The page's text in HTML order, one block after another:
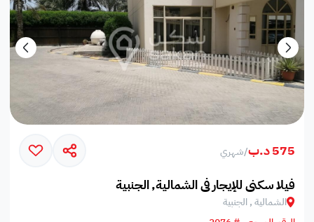
575 د.ب /شهري
فيلا سكني للإيجار في الشمالية, الجنبية
الشمالية , الجنبية